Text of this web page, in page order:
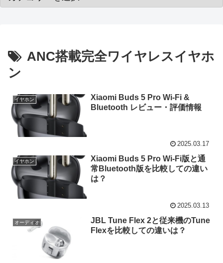
ANC搭載完全ワイヤレスイヤホ
ン
イヤホン
Xiaomi Buds 5 Pro Wi-Fi &
Bluetooth レビュー・評価情報
2025.03.17
イヤホン
Xiaomi Buds 5 Pro Wi-Fi版と通
常Bluetooth版を比較しての違い
は？
2025.03.13
オーディオ
JBL Tune Flex 2と従来機のTune
Flexを比較しての違いは？